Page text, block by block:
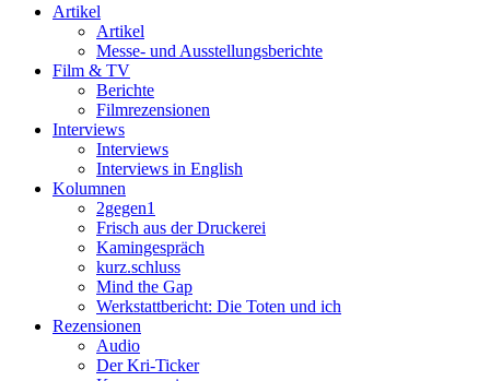
Artikel
Artikel
Messe- und Ausstellungsberichte
Film & TV
Berichte
Filmrezensionen
Interviews
Interviews
Interviews in English
Kolumnen
2gegen1
Frisch aus der Druckerei
Kamingespräch
kurz.schluss
Mind the Gap
Werkstattbericht: Die Toten und ich
Rezensionen
Audio
Der Kri-Ticker